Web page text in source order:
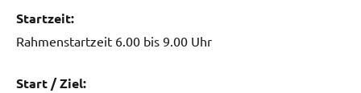
Startzeit:
Rahmenstartzeit 6.00 bis 9.00 Uhr
Start / Ziel: